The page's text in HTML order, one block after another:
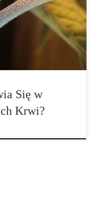
prawdopodobne, aby
sprawdzało zażywanie
są podobne do tych
Się w
Krwi?